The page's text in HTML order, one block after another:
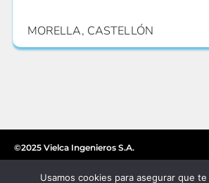
MORELLA, CASTELLÓN
©2025 Vielca Ingenieros S.A.
Usamos cookies para asegurar que